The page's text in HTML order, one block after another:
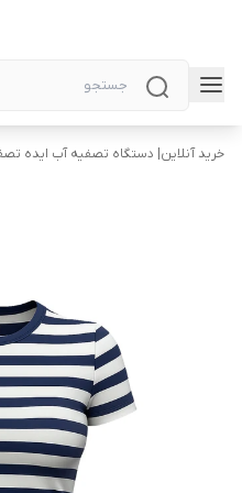
خرید آنلاین| دستگاه تصفیه آب ایده